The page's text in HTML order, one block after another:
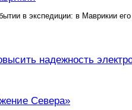
в экспедиции: в Маврикии
надежность
Севера»